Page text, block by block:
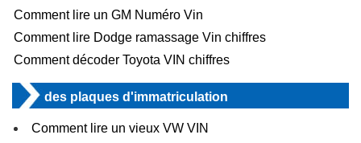
Comment lire un GM Numéro Vin
Comment lire Dodge ramassage Vin chiffres
Comment décoder Toyota VIN chiffres
des plaques d'immatriculation
Comment lire un vieux VW VIN